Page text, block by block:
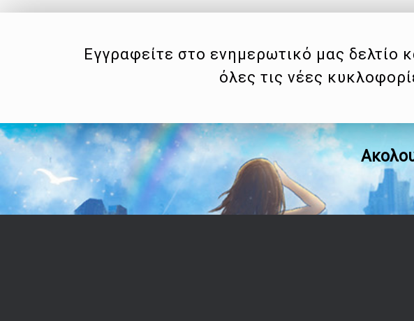
Εγγραφείτε στο ενημερωτικό μας δελτίο
όλες τις νέες